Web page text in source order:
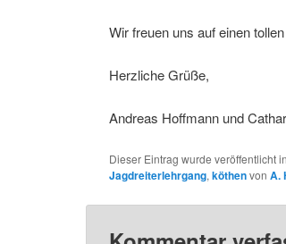
Wir freuen uns auf einen
Herzliche Grüße,
Andreas Hoffmann und
Dieser Eintrag wurde veröffentlicht in
Jagdreiterlehrgang, köthenvon A.